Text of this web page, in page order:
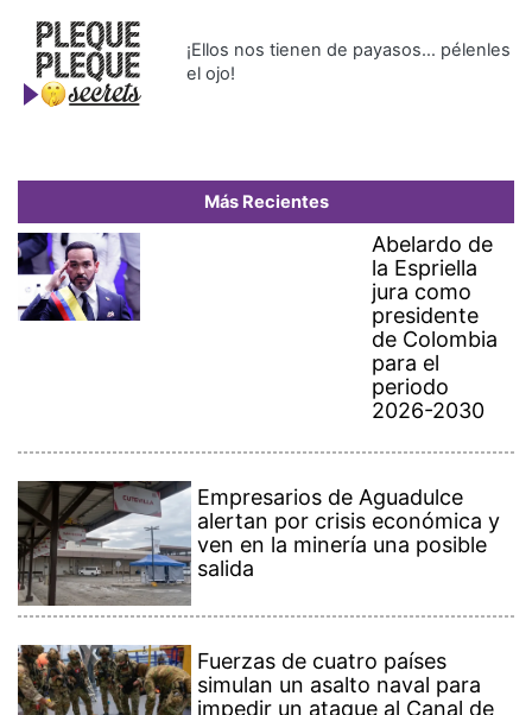
¡Ellos nos tienen de payasos… pélenles
el ojo!
Más Recientes
Abelardo de
la Espriella
jura como
presidente
de Colombia
para el
periodo
2026-2030
Empresarios de Aguadulce
alertan por crisis económica y
ven en la minería una posible
salida
Fuerzas de cuatro países
simulan un asalto naval para
impedir un ataque al Canal de